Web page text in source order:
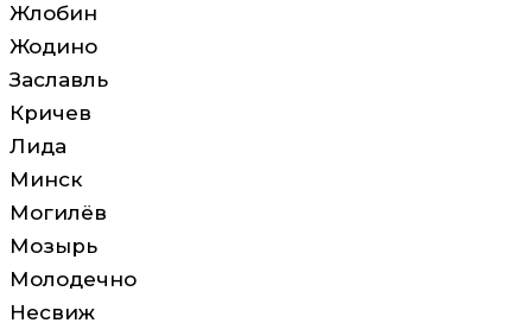
Жлобин
Жодино
Заславль
Кричев
Лида
Минск
Могилёв
Мозырь
Молодечно
Несвиж